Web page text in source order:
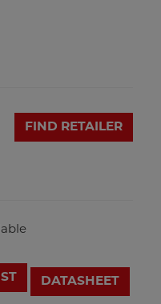
FIND RETAILER
DATASHEET